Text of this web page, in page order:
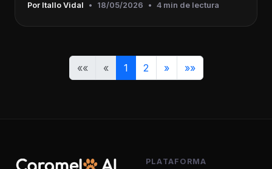
Por Itallo Vidal • 18/05/2026 • 4 min de lectura
«« « 1 2 » »»
PLATAFORMA